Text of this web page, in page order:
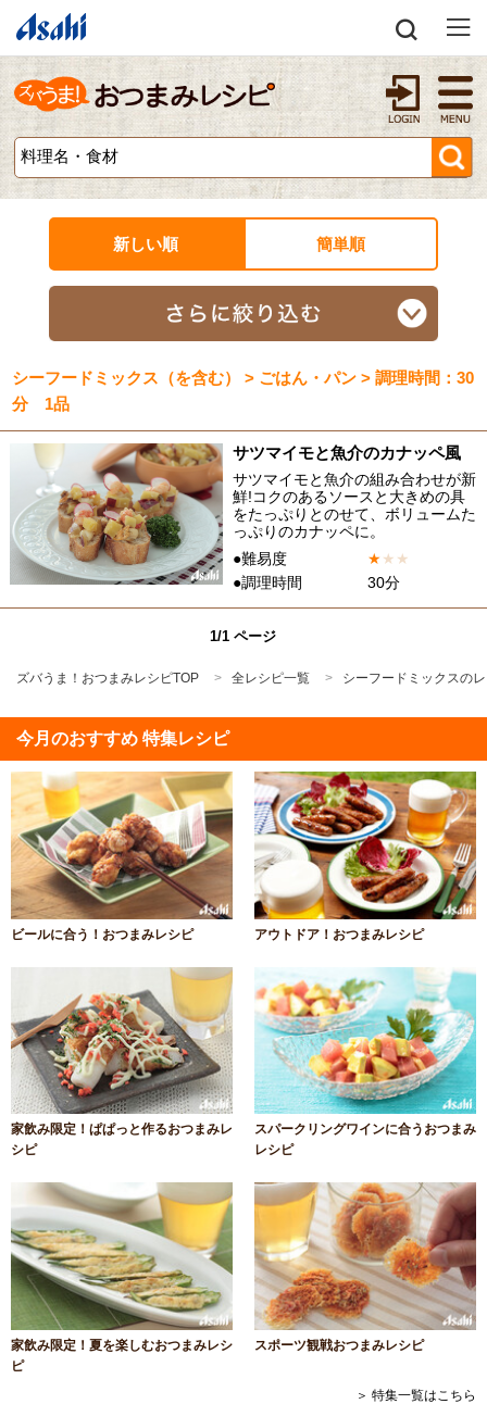
新しい順 簡単順
シーフードミックス（を含む） > ごはん・パン > 調理時間：30
分 1品
サツマイモと魚介のカナッペ風
サツマイモと魚介の組み合わせが新
鮮!コクのあるソースと大きめの具
をたっぷりとのせて、ボリュームた
っぷりのカナッペに。
●難易度
★★ ★
●調理時間
30分
1/1 ページ
ズバうま！おつまみレシピTOP 全レシピ一覧 シーフードミックスの
今月のおすすめ 特集レシピ
ビールに合う！おつまみレシピ アウトドア！おつまみレシピ
家飲み限定！ぱぱっと作るおつまみレ
シピ
スパークリングワインに合うおつまみ
レシピ
家飲み限定！夏を楽しむおつまみレシ
ピ
スポーツ観戦おつまみレシピ
＞ 特集一覧はこちら